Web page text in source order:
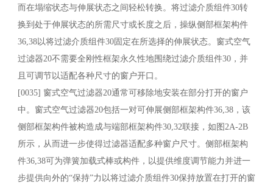
而在塌缩状态与伸展状态之间轻松转换。将过滤介质组件30转
换到处于伸展状态的所需尺寸或长度之后，操纵侧部框架构件
36,38以将过滤介质组件30固定在所选择的伸展状态。窗式空气
过滤器20不需要全刚性框架永久性地围绕过滤介质组件30，并
且可调节以适配各种尺寸的窗户开口。
[0035] 窗式空气过滤器20通常可移除地安装在部分打开的窗户
中。窗式空气过滤器20包括一对可伸展侧部框架构件36,38，该
侧部框架构件被构造成与端部框架构件30,32联接，如图2A-2B
所示，从而进一步使得过滤器适配多种窗户尺寸。侧部框架构
件36,38可为弹簧加载式棒或构件，以提供维度调节能力并进一
步提供向外的“保持”力以将过滤介质组件30保持放置在打开的窗